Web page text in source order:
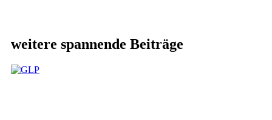
weitere spannende Beiträge